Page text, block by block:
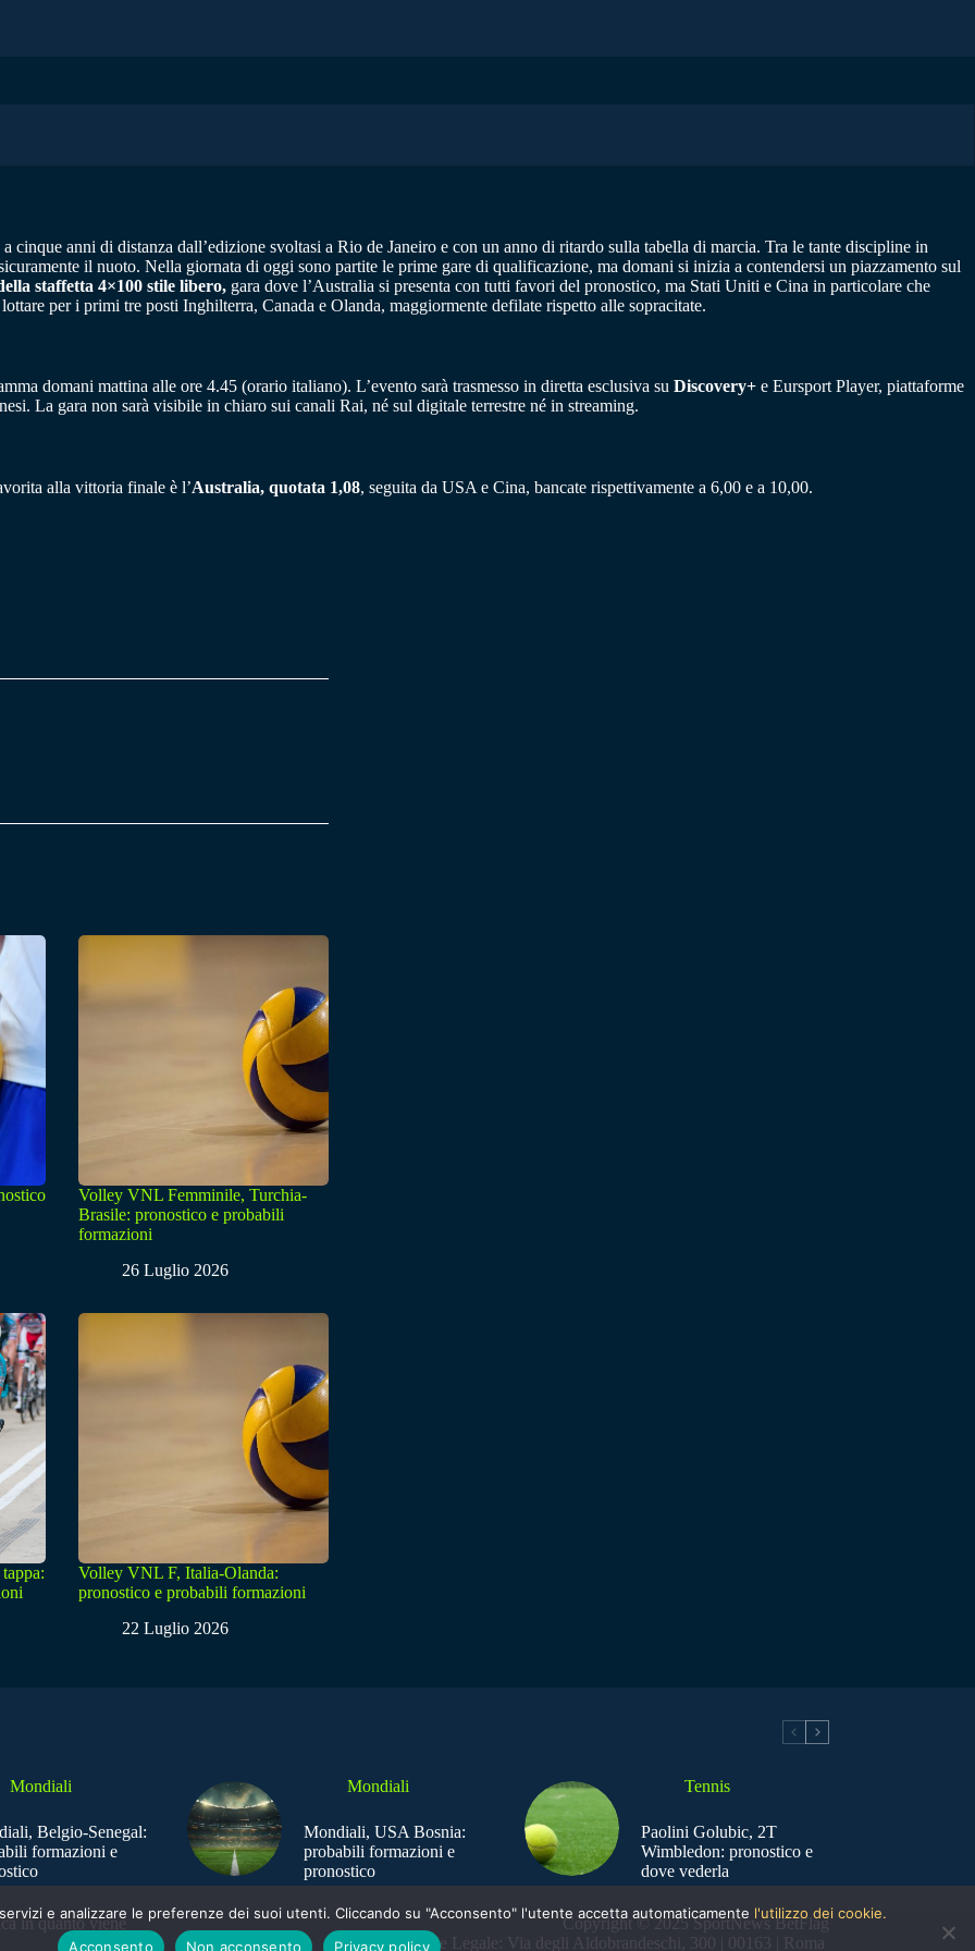
cinque anni di distanza dall’edizione svoltasi a Rio de Janeiro e con un anno di ritardo sulla tabella di marcia. Tra le tante discipline in
il nuoto. Nella giornata di oggi sono partite le prime gare di qualificazione, ma domani si inizia a contendersi un piazzamento sul
staffetta 4×100 stile libero, gara dove l’Australia si presenta con tutti favori del pronostico, ma Stati Uniti e Cina in particolare che
per i primi tre posti Inghilterra, Canada e Olanda, maggiormente defilate rispetto alle sopracitate.
domani mattina alle ore 4.45 (orario italiano). L’evento sarà trasmesso in diretta esclusiva su Discovery+ e Eursport Player, piattaforme
La gara non sarà visibile in chiaro sui canali Rai, né sul digitale terrestre né in streaming.
alla vittoria finale è l’Australia, quotata 1,08, seguita da USA e Cina, bancate rispettivamente a 6,00 e a 10,00.
Volley VNL Femminile, Turchia-
Brasile: pronostico e probabili
formazioni
26 Luglio 2026
Volley VNL F, Italia-Olanda:
pronostico e probabili formazioni
22 Luglio 2026
Mondiali
Belgio-Senegal:
formazioni e
Mondiali
Mondiali, USA Bosnia:
probabili formazioni e
pronostico
Tennis
Paolini Golubic, 2T
Wimbledon: pronostico e
dove vederla
in quanto viene
Copyright © 2025 SportNews BetFlag
Sede Legale: Via degli Aldobrandeschi, 300 | 00163 | Roma
e analizzare le preferenze dei suoi utenti. Cliccando su "Acconsento" l'utente accetta automaticamente l'utilizzo dei cookie.
Acconsento
Non acconsento Privacy policy